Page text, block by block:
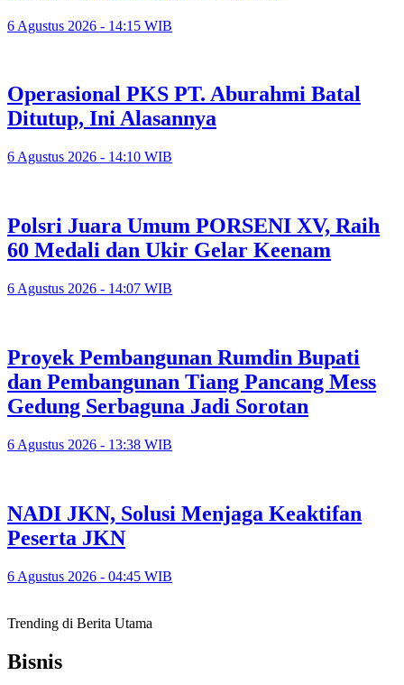
6 Agustus 2026 - 14:15 WIB
Operasional PKS PT. Aburahmi Batal
Ditutup, Ini Alasannya
6 Agustus 2026 - 14:10 WIB
Polsri Juara Umum PORSENI XV, Raih
60 Medali dan Ukir Gelar Keenam
6 Agustus 2026 - 14:07 WIB
Proyek Pembangunan Rumdin Bupati
dan Pembangunan Tiang Pancang Mess
Gedung Serbaguna Jadi Sorotan
6 Agustus 2026 - 13:38 WIB
NADI JKN, Solusi Menjaga Keaktifan
Peserta JKN
6 Agustus 2026 - 04:45 WIB
Trending di Berita Utama
Bisnis